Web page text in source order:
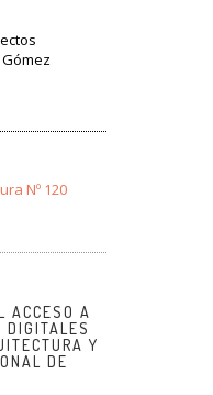
Nº 120
ACCESO A
DIGITALES
Y
DE